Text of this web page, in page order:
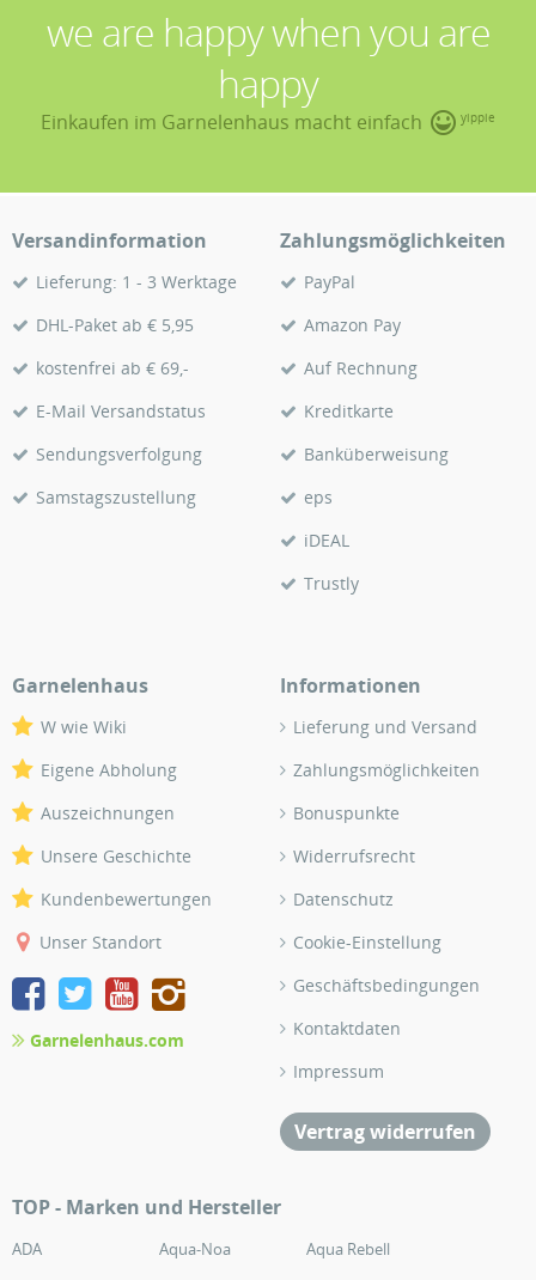
we are happy when you are
happy
Einkaufen im Garnelenhaus macht einfach yippie
Versandinformation
Lieferung: 1 - 3 Werktage
DHL-Paket ab € 5,95
kostenfrei ab € 69,-
E-Mail Versandstatus
Sendungsverfolgung
Samstagszustellung
Zahlungsmöglichkeiten
PayPal
Amazon Pay
Auf Rechnung
Kreditkarte
Banküberweisung
eps
iDEAL
Trustly
Garnelenhaus
W wie Wiki
Eigene Abholung
Auszeichnungen
Unsere Geschichte
Kundenbewertungen
Unser Standort
Garnelenhaus.com
Informationen
Lieferung und Versand
Zahlungsmöglichkeiten
Bonuspunkte
Widerrufsrecht
Datenschutz
Cookie-Einstellung
Geschäftsbedingungen
Kontaktdaten
Impressum
Vertrag widerrufen
TOP - Marken und Hersteller
ADA Aqua-Noa
Aqua Rebell